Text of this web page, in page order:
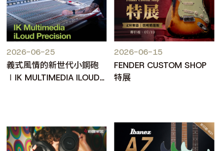
2026-06-25
義式風情的新世代小鋼砲
∣IK MULTIMEDIA ILOUD
2026-06-15
FENDER CUSTOM SHOP
特展